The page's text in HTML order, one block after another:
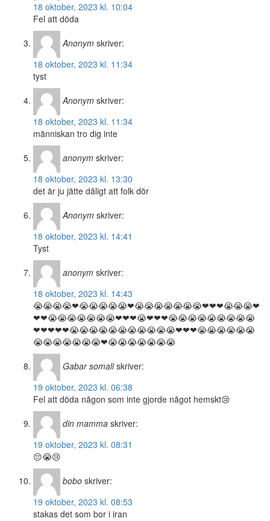
18 oktober, 2023 kl. 10:04
Fel att döda
Anonym skriver:
18 oktober, 2023 kl. 11:34
tyst
Anonym skriver:
18 oktober, 2023 kl. 11:34
människan tro dig inte
anonym skriver:
18 oktober, 2023 kl. 13:30
det är ju jätte dåligt att folk dör
Anonym skriver:
18 oktober, 2023 kl. 14:41
Tyst
anonym skriver:
18 oktober, 2023 kl. 14:43
😭😭😭😭❤😭😭😭😭😭❤😭😭😭😭😭😭😭❤❤❤😭😭😭❤
❤❤😭😭😭😭😭😭😭❤❤❤😭❤❤❤😭😭😭😭😭😭😭😭😭
❤❤❤❤❤😭😭😭😭😭😭😭😭😭😭😭❤❤❤😭😭😭😭😭😭
😭😭😭😭😭😭😭❤😭😭😭😭😭😭😭
Gabar somali skriver:
19 oktober, 2023 kl. 06:38
Fel att döda någon som inte gjorde något hemskt😢
din mamma skriver:
19 oktober, 2023 kl. 08:31
😔😭😢
bobo skriver:
19 oktober, 2023 kl. 08:53
stakas det som bor i iran